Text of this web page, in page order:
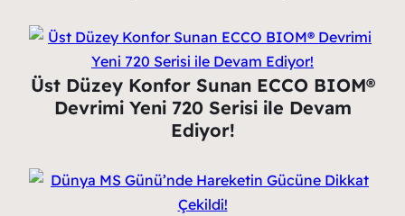
Üst Düzey Konfor Sunan ECCO BIOM®
Devrimi Yeni 720 Serisi ile Devam
Ediyor!